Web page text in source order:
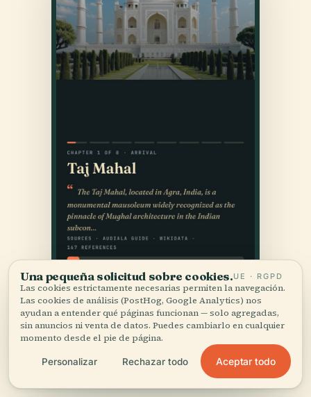
Una pequeña solicitud sobre cookies.UE · RGPD
Las cookies estrictamente necesarias permiten la navegación.
Las cookies de análisis (PostHog, Google Analytics) nos
ayudan a entender qué páginas funcionan — solo agregadas,
sin anuncios ni venta de datos. Puedes cambiarlo en cualquier
momento desde el pie de página.
Personalizar Rechazar todo Aceptar todo